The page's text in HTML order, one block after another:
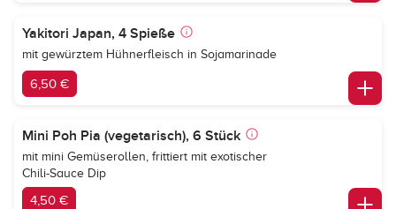
Yakitori Japan, 4 Spieße
mit gewürztem Hühnerfleisch in Sojamarinade
6,50 €
Mini Poh Pia (vegetarisch), 6 Stück
mit mini Gemüserollen, frittiert mit exotischer
Chili-Sauce Dip
4,50 €